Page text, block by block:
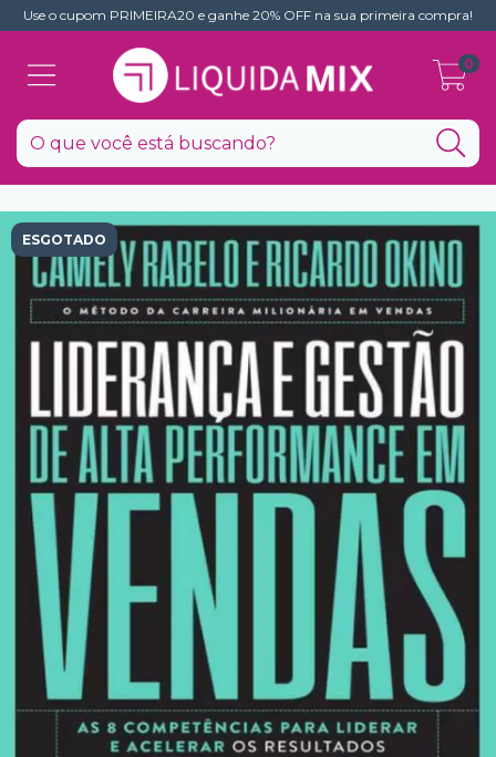
Use o cupom PRIMEIRA20 e ganhe 20% OFF na sua primeira compra!
0
ESGOTADO